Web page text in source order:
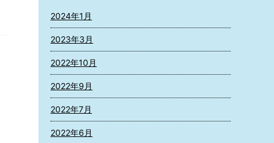
2024年1月
2023年3月
2022年10月
2022年9月
2022年7月
2022年6月